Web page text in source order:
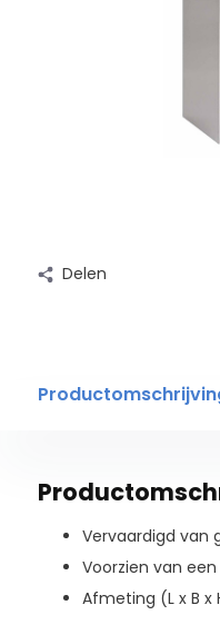
Delen
Vervaardigd van
Voorzien van
Afmeting (L x B x